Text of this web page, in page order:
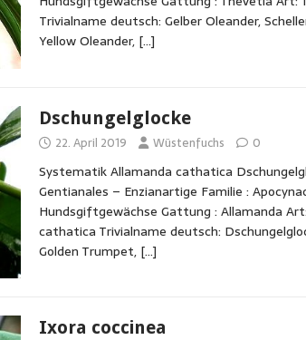
Trivialname deutsch: Gelber Oleander,
Yellow Oleander, […]
Dschungelglocke
22. April 2019 Wüstenfuchs 0
Systematik Allamanda cathatica
Gentianales – Enzianartige Familie :
Hundsgiftgewächse Gattung : Allamanda
cathatica Trivialname deutsch:
Golden Trumpet, […]
Ixora coccinea